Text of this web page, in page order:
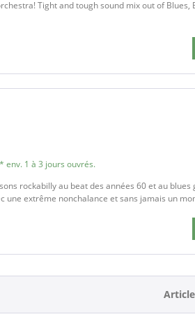
Tight and tough sound mix out of Blues,
env. 1 à 3 jours ouvrés.
rockabilly au beat des années 60 et au blues
une extrême nonchalance et sans jamais un